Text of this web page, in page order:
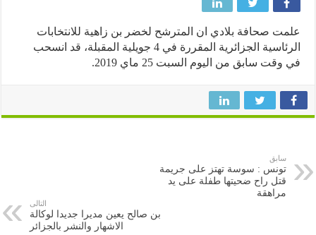
صحافة بلادي ان المترشح لخضر بن زاهية للانتخابات
الرئاسية الجزائرية المقررة في 4 جويلية المقبلة، قد انسحب
سابق من اليوم السبت 25 ماي 2019.
تونس : سوسة تهتز على جريمة
قتل راح ضحيتها طفلة على يد
مراهقة
بن صالح يعين مديرا جديدا لوكالة
الاشهار والنشر بالجزائر